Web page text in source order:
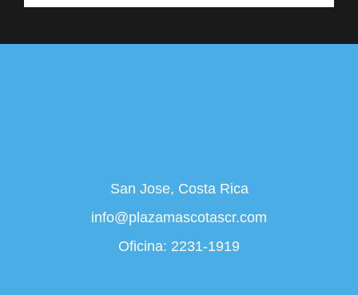
San Jose, Costa Rica
info@plazamascotascr.com
Oficina: 2231-1919